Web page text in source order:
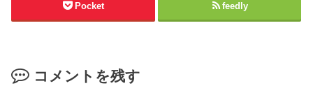
Pocket feedly
コメントを残す